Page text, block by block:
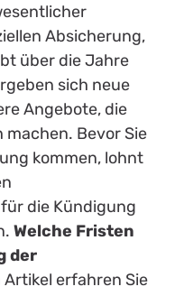
Absicherung,
über die Jahre
sich neue
Angebote, die
machen. Bevor Sie
kommen, lohnt
die Kündigung
Welche Fristen
der
erfahren Sie